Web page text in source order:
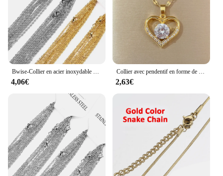
4,06€ 2,63€